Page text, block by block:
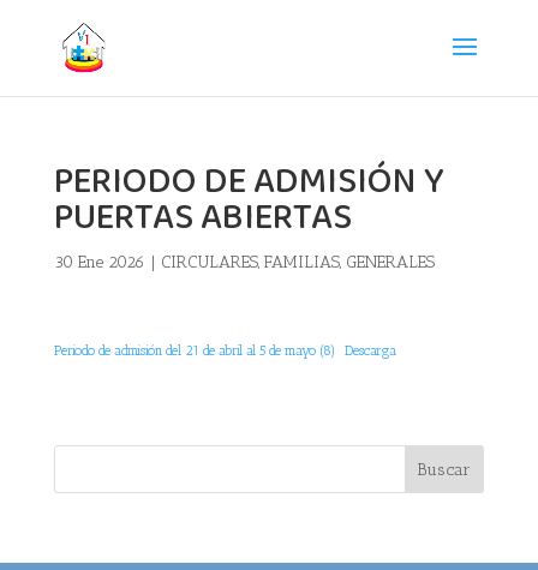
PERIODO DE ADMISIÓN Y
PUERTAS ABIERTAS
30 Ene 2026 | CIRCULARES, FAMILIAS, GENERALES
Periodo de admisión del 21 de abril al 5 de mayo (8) Descarga
Buscar